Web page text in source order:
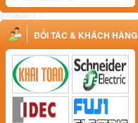
ĐỐI TÁC & KHÁCH HÀNG